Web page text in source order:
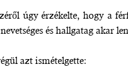
úgy érzékelte, hogy a
és hallgatag akar
azt ismételgette: